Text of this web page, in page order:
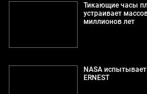
Тикающие часы
устраивает
миллионов лет
NASA
ERNEST